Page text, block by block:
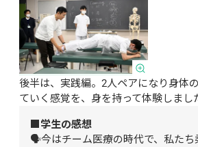
後半は、実践編。2人ペアになり身体
ていく感覚を、身を持って体験しまし
■学生の感想
🗣️今はチーム医療の時代で、私たち